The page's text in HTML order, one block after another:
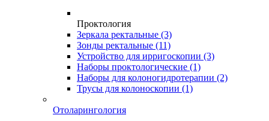
Проктология
Зеркала ректальные (3)
Зонды ректальные (11)
Устройство для ирригоскопии (3)
Наборы проктологические (1)
Наборы для колоногидротерапии (2)
Трусы для колоноскопии (1)
Отоларингология